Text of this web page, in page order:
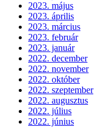
2023. május
2023. április
2023. március
2023. február
2023. január
2022. december
2022. november
2022. október
2022. szeptember
2022. augusztus
2022. július
2022. június